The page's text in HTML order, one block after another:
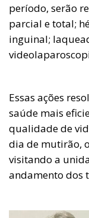
período, serão
parcial e total;
inguinal;
Essas ações
saúde mais
qualidade de
dia de mutirão,
visitando a
andamento dos